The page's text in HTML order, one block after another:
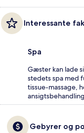
Interessante
Spa
Gæster kan lade
stedets spa med
tissue-massage,
Gebyrer og